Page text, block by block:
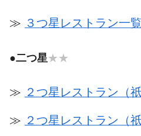
≫ ３つ星レストラン一覧
●二つ星★★
≫ ２つ星レストラン（
≫ ２つ星レストラン（